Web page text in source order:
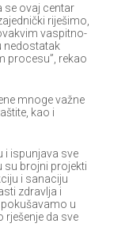
se ovaj centar
riješimo,
vaspitno-
nedostatak
procesu”, rekao
mnoge važne
kao i
i ispunjava sve
su brojni projekti
i sanaciju
zdravlja i
u
da sve